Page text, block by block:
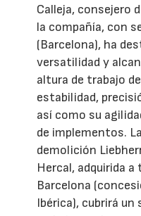
Calleja, consejero
la compañía, con
(Barcelona), ha
versatilidad y
altura de trabajo
estabilidad,
así como su
de implementos.
demolición
Hercal, adquirida
Barcelona
Ibérica), cubrirá